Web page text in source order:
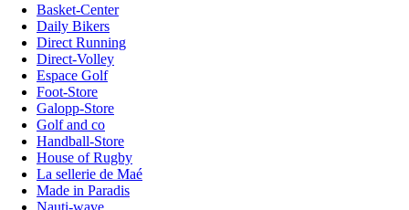
Basket-Center
Daily Bikers
Direct Running
Direct-Volley
Espace Golf
Foot-Store
Galopp-Store
Golf and co
Handball-Store
House of Rugby
La sellerie de Maé
Made in Paradis
Nauti-wave